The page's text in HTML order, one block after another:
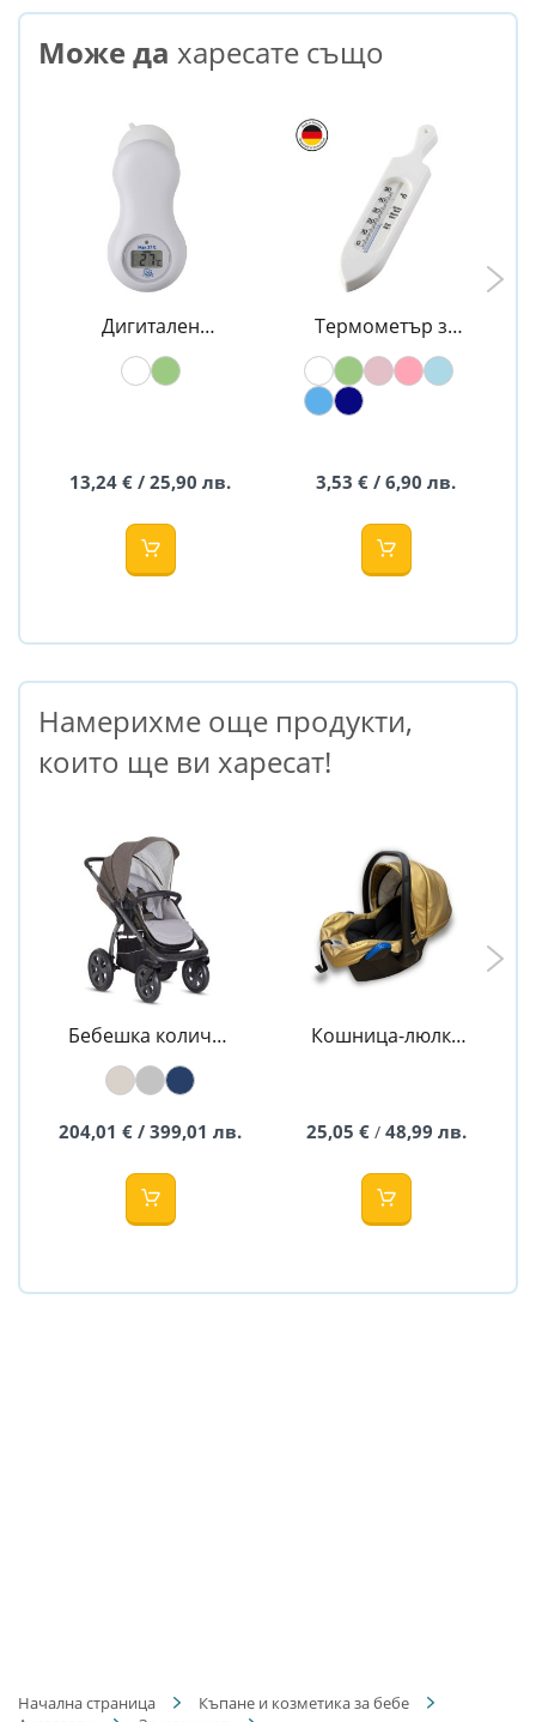
Начална страница
Къпане и козметика за бебе
Може да харесате също
Дигитален
термометър за
вана - Rotho
13,24 € / 25,90 лв.
Термометър за
баня TOP - Rotho
Babydesign
3,53 € / 6,90 лв.
Намерихме още продукти,
които ще ви харесат!
Бебешка количка
X-MOVE - X-
LANDER
204,01 € / 399,01 лв.
Кошница-люлка
25,05 €/ 48,99 лв.